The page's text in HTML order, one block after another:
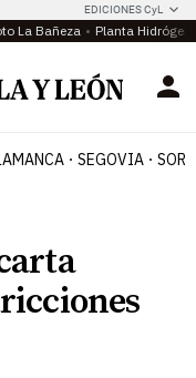
EDICIONES CyL
La Bañeza Planta
SEGOVIA